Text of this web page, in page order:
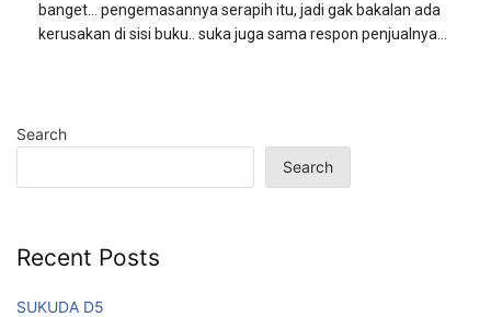
banget… pengemasannya serapih itu, jadi gak bakalan ada
kerusakan di sisi buku.. suka juga sama respon penjualnya…
Search
Search
Recent Posts
SUKUDA D5